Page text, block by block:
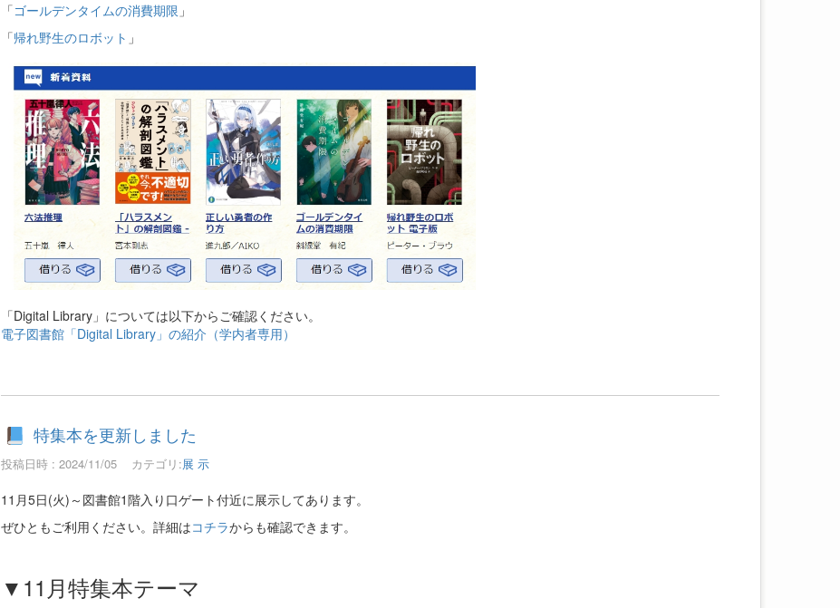
「ゴールデンタイムの消費期限 」
「帰れ野生のロボット 」
「Digital Library」については以下からご確認ください。
電子図書館「Digital Library」の紹介（学内者専用）
特集本を更新しました
投稿日時 : 2024/11/05 カテゴリ:展 示
11月5日(火)～図書館1階入り口ゲート付近に展示してあります。
ぜひともご利用ください。詳細はコチラからも確認できます。
▼11月特集本テーマ